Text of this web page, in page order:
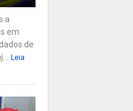
a
em
de
Leia